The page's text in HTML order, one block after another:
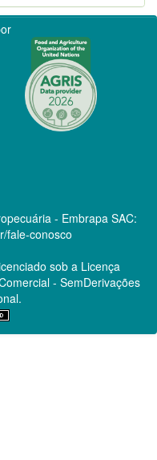
- Embrapa SAC:
fale-conosco
sob a Licença
- SemDerivações